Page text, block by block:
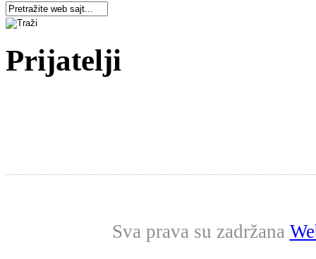
Prijatelji
Sva prava su zadržana